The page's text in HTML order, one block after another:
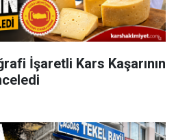
İşaretli Kars Kaşarının